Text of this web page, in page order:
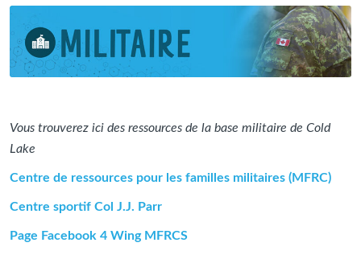
Vous trouverez ici des ressources de la base militaire de Cold
Lake
Centre de ressources pour les familles militaires (MFRC)
Centre sportif Col J.J. Parr
Page Facebook 4 Wing MFRCS